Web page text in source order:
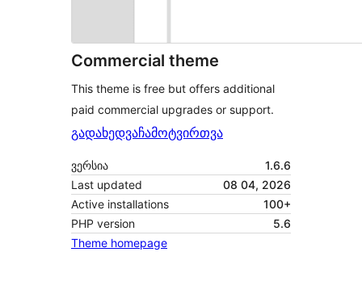
Commercial theme
This theme is free but offers additional
paid commercial upgrades or support.
გადახედვაჩამოტვირთვა
ვერსია
1.6.6
Last updated
08 04, 2026
Active installations
100+
PHP version
5.6
Theme homepage